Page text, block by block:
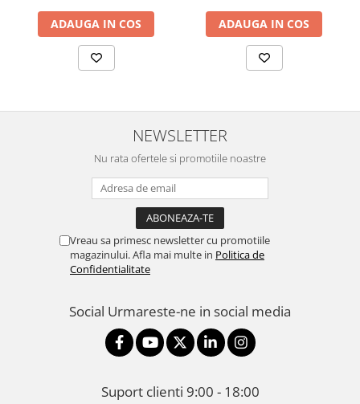
ADAUGA IN COS ADAUGA IN COS
NEWSLETTER
Nu rata ofertele si promotiile noastre
Vreau sa primesc newsletter cu promotiile
magazinului. Afla mai multe in Politica de
Confidentialitate
Social Urmareste-ne in social media
Suport clienti 9:00 - 18:00